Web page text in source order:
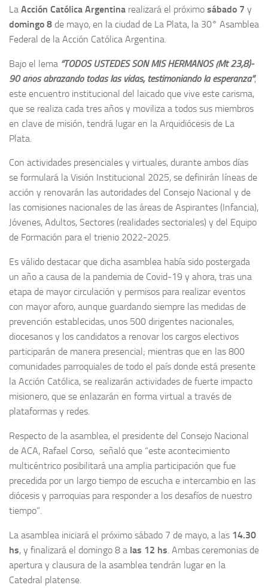
La Acción Católica Argentina realizará el próximo sábado 7 y
domingo 8 de mayo, en la ciudad de La Plata, la 30° Asamblea
Federal de la Acción Católica Argentina.
Bajo el lema “TODOS USTEDES SON MIS HERMANOS (Mt 23,8)-
90 años abrazando todas las vidas, testimoniando la esperanza”,
este encuentro institucional del laicado que vive este carisma,
que se realiza cada tres años y moviliza a todos sus miembros
en clave de misión, tendrá lugar en la Arquidiócesis de La
Plata.
Con actividades presenciales y virtuales, durante ambos días
se formulará la Visión Institucional 2025, se definirán líneas de
acción y renovarán las autoridades del Consejo Nacional y de
las comisiones nacionales de las áreas de Aspirantes (Infancia),
Jóvenes, Adultos, Sectores (realidades sectoriales) y del Equipo
de Formación para el trienio 2022-2025.
Es válido destacar que dicha asamblea había sido postergada
un año a causa de la pandemia de Covid-19 y ahora, tras una
etapa de mayor circulación y permisos para realizar eventos
con mayor aforo, aunque guardando siempre las medidas de
prevención establecidas, unos 500 dirigentes nacionales,
diocesanos y los candidatos a renovar los cargos electivos
participarán de manera presencial; mientras que en las 800
comunidades parroquiales de todo el país donde está presente
la Acción Católica, se realizarán actividades de fuerte impacto
misionero, que se enlazarán en forma virtual a través de
plataformas y redes.
Respecto de la asamblea, el presidente del Consejo Nacional
de ACA, Rafael Corso, señaló que “este acontecimiento
multicéntrico posibilitará una amplia participación que fue
precedida por un largo tiempo de escucha e intercambio en las
diócesis y parroquias para responder a los desafíos de nuestro
tiempo”.
La asamblea iniciará el próximo sábado 7 de mayo, a las 14.30
hs, y finalizará el domingo 8 a las 12 hs. Ambas ceremonias de
apertura y clausura de la asamblea tendrán lugar en la
Catedral platense.